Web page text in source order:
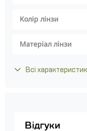
Колір лінзи
Матеріал лінзи
Всі
Відгуки